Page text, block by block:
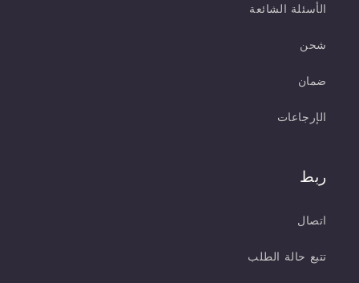
الأسئلة الشائعة
شحن
ضمان
الإرجاعات
ربط
اتصال
تتبع حالة الطلب